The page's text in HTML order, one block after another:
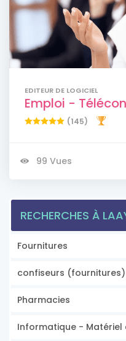
EDITEUR DE LOGICIEL
Emploi -
(145)
99 Vues
RECHERCHES À
Fournitures
confiseurs (fournitures)
Pharmacies
Informatique - Matériel